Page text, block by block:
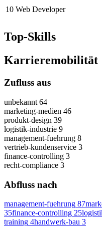
10 Web Developer
Top-Skills
Karrieremobilität
Zufluss aus
unbekannt 64
marketing-medien 46
produkt-design 39
logistik-industrie 9
management-fuehrung 8
vertrieb-kundenservice 3
finance-controlling 3
recht-compliance 3
Abfluss nach
management-fuehrung 87
35finance-controlling 25
training 4handwerk-bau 3